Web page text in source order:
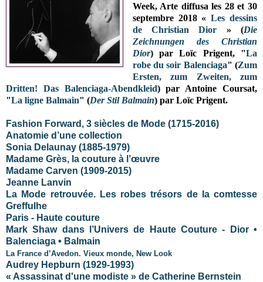
Week, Arte diffusa les 28 et 30
septembre 2018 «Les dessins
de Christian Dior » (Die
Zeichnungen des Christian
Dior) par Loïc Prigent, "La
robe du soir Balenciaga" (Zum
Ersten, zum Zweiten, zum
Dritten! Das Balenciaga-Abendkleid) par Antoine Coursat,
"La ligne Balmain" (Der Stil Balmain) par Loïc Prigent.
Fashion Forward, 3 siècles de Mode (1715-2016)
Anatomie d’une collection
Sonia Delaunay (1885-1979)
Madame Grès, la couture à l’œuvre
Madame Carven (1909-2015)
Jeanne Lanvin
La Mode retrouvée. Les robes trésors de la comtesse
Greffulhe
Paris - Haute couture
Mark Shaw dans l’Univers de Haute Couture - Dior •
Balenciaga • Balmain
La France d’Avedon. Vieux monde, New Look
Audrey Hepburn (1929-1993)
« Assassinat d'une modiste » de Catherine Bernstein